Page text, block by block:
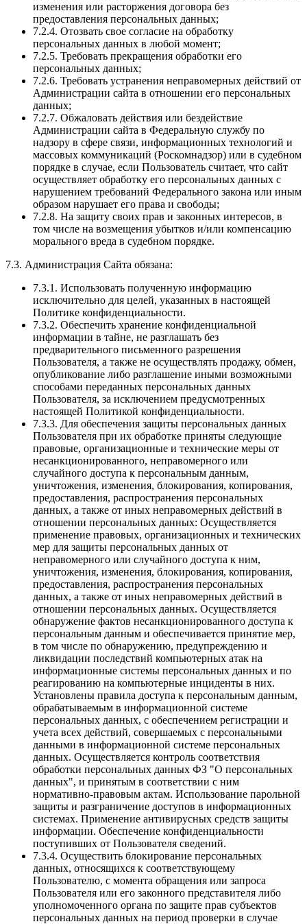
изменения или расторжения договора без
предоставления персональных данных;
7.2.4. Отозвать свое согласие на обработку
персональных данных в любой момент;
7.2.5. Требовать прекращения обработки его
персональных данных;
7.2.6. Требовать устранения неправомерных действий от
Администрации сайта в отношении его персональных
данных;
7.2.7. Обжаловать действия или бездействие
Администрации сайта в Федеральную службу по
надзору в сфере связи, информационных технологий и
массовых коммуникаций (Роскомнадзор) или в судебном
порядке в случае, если Пользователь считает, что сайт
осуществляет обработку его персональных данных с
нарушением требований Федерального закона или иным
образом нарушает его права и свободы;
7.2.8. На защиту своих прав и законных интересов, в
том числе на возмещения убытков и/или компенсацию
морального вреда в судебном порядке.
7.3. Администрация Сайта обязана:
7.3.1. Использовать полученную информацию
исключительно для целей, указанных в настоящей
Политике конфиденциальности.
7.3.2. Обеспечить хранение конфиденциальной
информации в тайне, не разглашать без
предварительного письменного разрешения
Пользователя, а также не осуществлять продажу, обмен,
опубликование либо разглашение иными возможными
способами переданных персональных данных
Пользователя, за исключением предусмотренных
настоящей Политикой конфиденциальности.
7.3.3. Для обеспечения защиты персональных данных
Пользователя при их обработке приняты следующие
правовые, организационные и технические меры от
несанкционированного, неправомерного или
случайного доступа к персональным данным,
уничтожения, изменения, блокирования, копирования,
предоставления, распространения персональных
данных, а также от иных неправомерных действий в
отношении персональных данных: Осуществляется
применение правовых, организационных и технических
мер для защиты персональных данных от
неправомерного или случайного доступа к ним,
уничтожения, изменения, блокирования, копирования,
предоставления, распространения персональных
данных, а также от иных неправомерных действий в
отношении персональных данных. Осуществляется
обнаружение фактов несанкционированного доступа к
персональным данным и обеспечивается принятие мер,
в том числе по обнаружению, предупреждению и
ликвидации последствий компьютерных атак на
информационные системы персональных данных и по
реагированию на компьютерные инциденты в них.
Установлены правила доступа к персональным данным,
обрабатываемым в информационной системе
персональных данных, с обеспечением регистрации и
учета всех действий, совершаемых с персональными
данными в информационной системе персональных
данных. Осуществляется контроль соответствия
обработки персональных данных ФЗ "О персональных
данных", и принятым в соответствии с ним
нормативно-правовым актам. Использование парольной
защиты и разграничение доступов в информационных
системах. Применение антивирусных средств защиты
информации. Обеспечение конфиденциальности
поступивших от Пользователя сведений.
7.3.4. Осуществить блокирование персональных
данных, относящихся к соответствующему
Пользователю, с момента обращения или запроса
Пользователя или его законного представителя либо
уполномоченного органа по защите прав субъектов
персональных данных на период проверки в случае